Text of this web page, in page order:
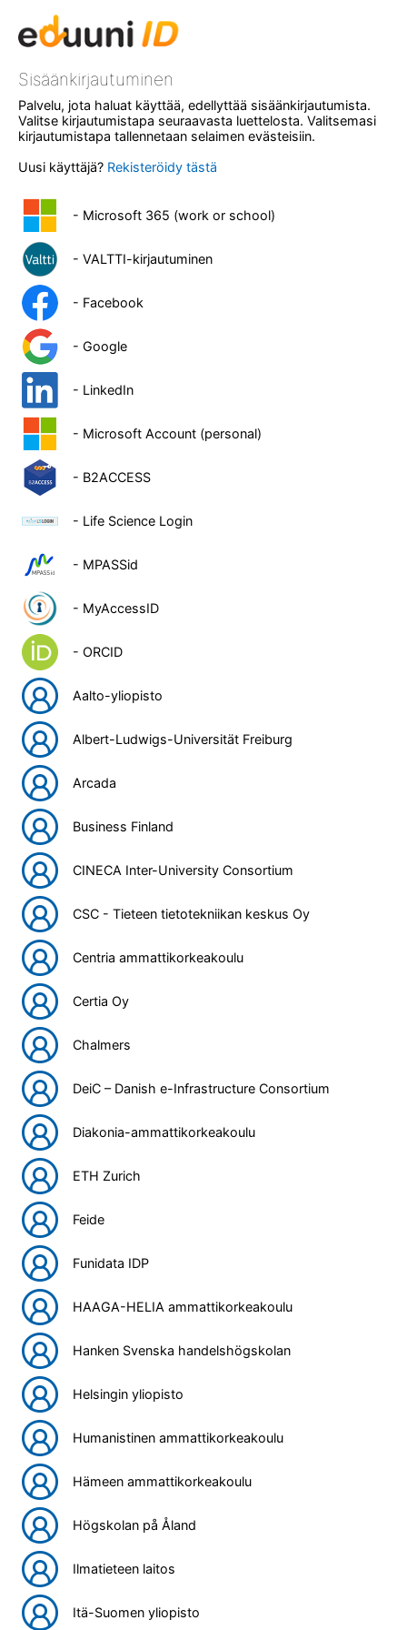
Sisäänkirjautuminen
Palvelu, jota haluat käyttää, edellyttää sisäänkirjautumista.
Valitse kirjautumistapa seuraavasta luettelosta. Valitsemasi
kirjautumistapa tallennetaan selaimen evästeisiin.
Uusi käyttäjä? Rekisteröidy tästä
- Microsoft 365 (work or school)
- VALTTI-kirjautuminen
- Facebook
- Google
- LinkedIn
- Microsoft Account (personal)
- B2ACCESS
- Life Science Login
- MPASSid
- MyAccessID
- ORCID
Aalto-yliopisto
Albert-Ludwigs-Universität Freiburg
Arcada
Business Finland
CINECA Inter-University Consortium
CSC - Tieteen tietotekniikan keskus Oy
Centria ammattikorkeakoulu
Certia Oy
Chalmers
DeiC – Danish e-Infrastructure Consortium
Diakonia-ammattikorkeakoulu
ETH Zurich
Feide
Funidata IDP
HAAGA-HELIA ammattikorkeakoulu
Hanken Svenska handelshögskolan
Helsingin yliopisto
Humanistinen ammattikorkeakoulu
Hämeen ammattikorkeakoulu
Högskolan på Åland
Ilmatieteen laitos
Itä-Suomen yliopisto